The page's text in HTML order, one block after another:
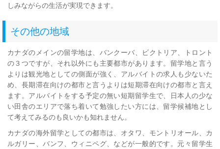
しみながらの生活が実現できます。
その他の地域
カナダのメインの留学地は、バンクーバ、ビクトリア、トロント
の３つですが、それ以外にも主要都市があります。留学地と言う
よりは観光地としての側面が強く、アルバイトの求人も少ないた
め、長期滞在向けの都市と言うよりは短期滞在向けの都市と言え
ます。アルバイトをする予定の無い短期留学生で、日本人の少な
い田舎のエリアで落ち着いて勉強したい方には、留学候補地とし
て考えてみるのも良いかも知れません。
カナダの海外留学としての都市は、オタワ、モントリオール、カ
ルガリー、バンフ、ウィニペグ、などが一般的です。元々留学生